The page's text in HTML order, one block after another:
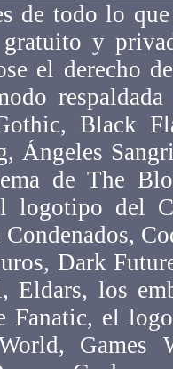
de todo lo
gratuito y
el derecho
Black
Ángeles
de The
logotipo del
Dark
Eldars, los
Fanatic, el
Games